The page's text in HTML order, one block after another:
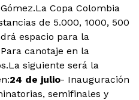
Copa Colombia
de 5.000, 1000, 500
espacio para la
canotaje en la
siguiente será la
24 de julio- Inauguración
semifinales y